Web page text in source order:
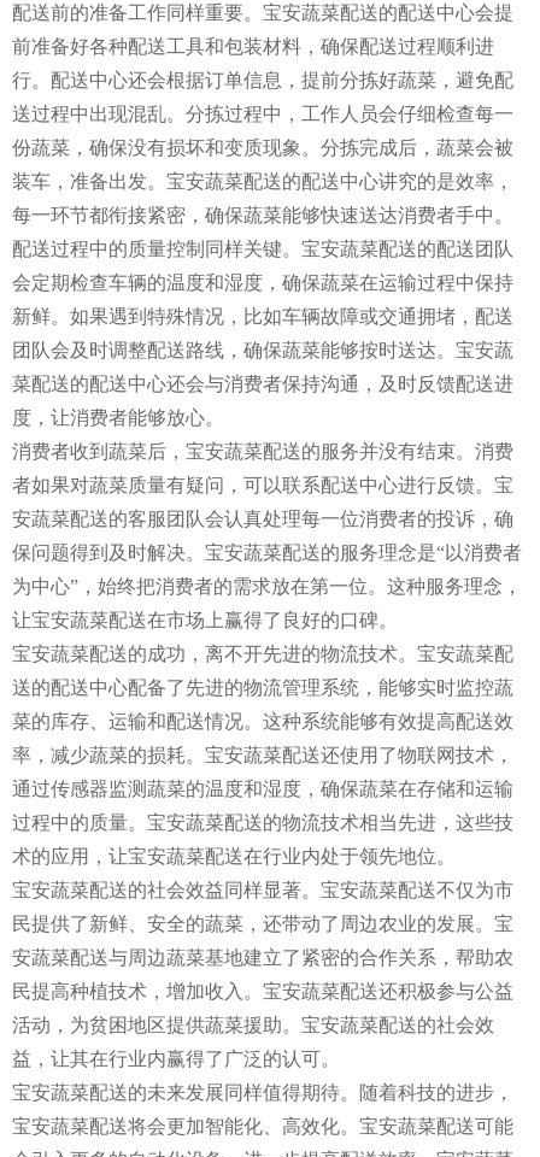
配送前的准备工作同样重要。宝安蔬菜配送的配送中心会提
前准备好各种配送工具和包装材料，确保配送过程顺利进
行。配送中心还会根据订单信息，提前分拣好蔬菜，避免配
送过程中出现混乱。分拣过程中，工作人员会仔细检查每一
份蔬菜，确保没有损坏和变质现象。分拣完成后，蔬菜会被
装车，准备出发。宝安蔬菜配送的配送中心讲究的是效率，
每一环节都衔接紧密，确保蔬菜能够快速送达消费者手中。
配送过程中的质量控制同样关键。宝安蔬菜配送的配送团队
会定期检查车辆的温度和湿度，确保蔬菜在运输过程中保持
新鲜。如果遇到特殊情况，比如车辆故障或交通拥堵，配送
团队会及时调整配送路线，确保蔬菜能够按时送达。宝安蔬
菜配送的配送中心还会与消费者保持沟通，及时反馈配送进
度，让消费者能够放心。
消费者收到蔬菜后，宝安蔬菜配送的服务并没有结束。消费
者如果对蔬菜质量有疑问，可以联系配送中心进行反馈。宝
安蔬菜配送的客服团队会认真处理每一位消费者的投诉，确
保问题得到及时解决。宝安蔬菜配送的服务理念是“以消费者
为中心”，始终把消费者的需求放在第一位。这种服务理念，
让宝安蔬菜配送在市场上赢得了良好的口碑。
宝安蔬菜配送的成功，离不开先进的物流技术。宝安蔬菜配
送的配送中心配备了先进的物流管理系统，能够实时监控蔬
菜的库存、运输和配送情况。这种系统能够有效提高配送效
率，减少蔬菜的损耗。宝安蔬菜配送还使用了物联网技术，
通过传感器监测蔬菜的温度和湿度，确保蔬菜在存储和运输
过程中的质量。宝安蔬菜配送的物流技术相当先进，这些技
术的应用，让宝安蔬菜配送在行业内处于领先地位。
宝安蔬菜配送的社会效益同样显著。宝安蔬菜配送不仅为市
民提供了新鲜、安全的蔬菜，还带动了周边农业的发展。宝
安蔬菜配送与周边蔬菜基地建立了紧密的合作关系，帮助农
民提高种植技术，增加收入。宝安蔬菜配送还积极参与公益
活动，为贫困地区提供蔬菜援助。宝安蔬菜配送的社会效
益，让其在行业内赢得了广泛的认可。
宝安蔬菜配送的未来发展同样值得期待。随着科技的进步，
宝安蔬菜配送将会更加智能化、高效化。宝安蔬菜配送可能